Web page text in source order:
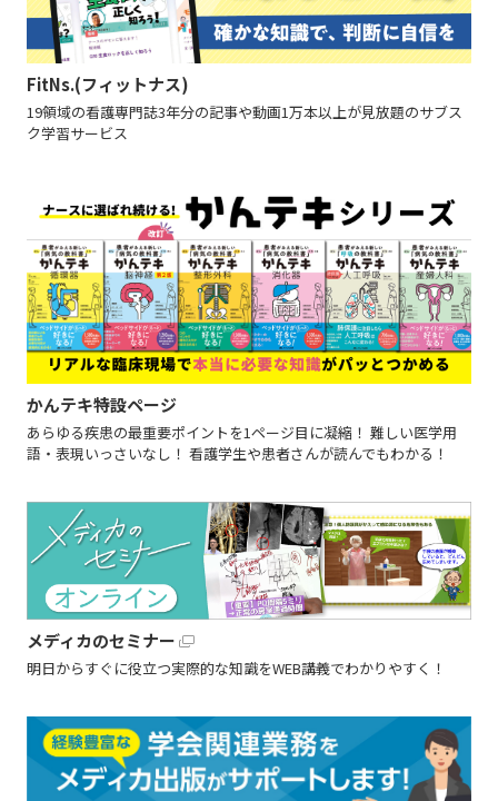
FitNs.(フィットナス)
19領域の看護専門誌3年分の記事や動画1万本以上が見放題のサブス
ク学習サービス
かんテキ特設ページ
あらゆる疾患の最重要ポイントを1ページ目に凝縮！ 難しい医学用
語・表現いっさいなし！ 看護学生や患者さんが読んでもわかる！
メディカのセミナー
明日からすぐに役立つ実際的な知識をWEB講義でわかりやすく！